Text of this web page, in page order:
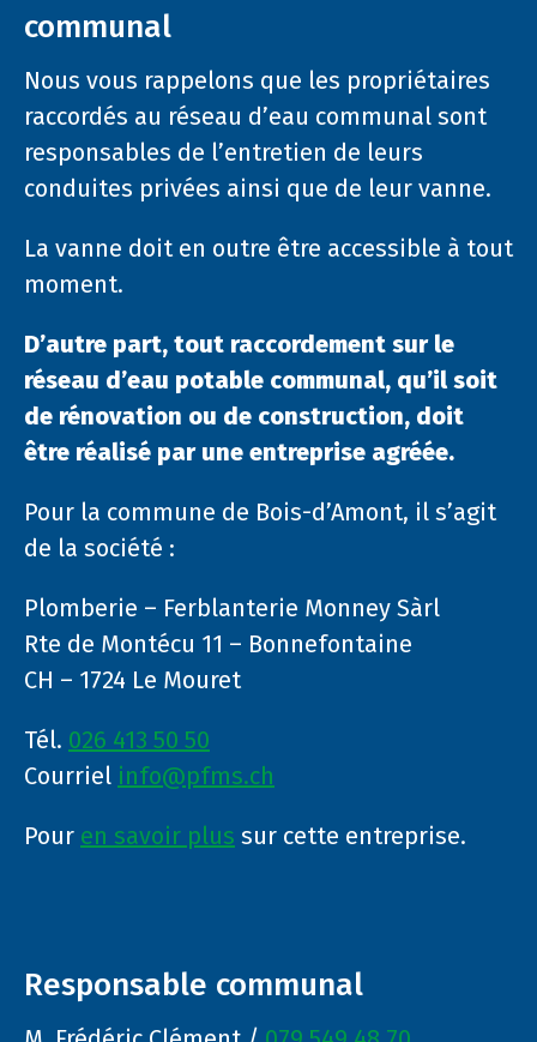
communal
Nous vous rappelons que les propriétaires
raccordés au réseau d’eau communal sont
responsables de l’entretien de leurs
conduites privées ainsi que de leur vanne.
La vanne doit en outre être accessible à tout
moment.
D’autre part, tout raccordement sur le
réseau d’eau potable communal, qu’il soit
de rénovation ou de construction, doit
être réalisé par une entreprise agréée.
Pour la commune de Bois-d’Amont, il s’agit
de la société :
Plomberie – Ferblanterie Monney Sàrl
Rte de Montécu 11 – Bonnefontaine
CH – 1724 Le Mouret
Tél. 026 413 50 50
Courriel info@pfms.ch
Pour en savoir plus sur cette entreprise.
Responsable communal